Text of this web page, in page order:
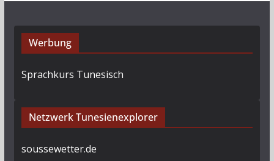
Werbung
Sprachkurs Tunesisch
Netzwerk Tunesienexplorer
soussewetter.de